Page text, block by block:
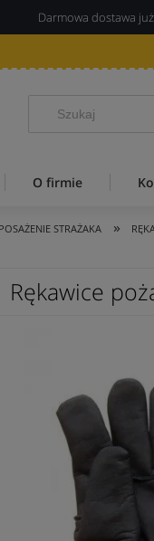
Darmowa dostawa
O firmie
STRAŻAKA »
Rękawice